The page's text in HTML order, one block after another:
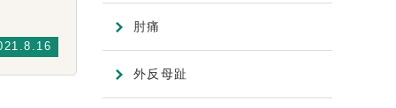
肘痛
外反母趾